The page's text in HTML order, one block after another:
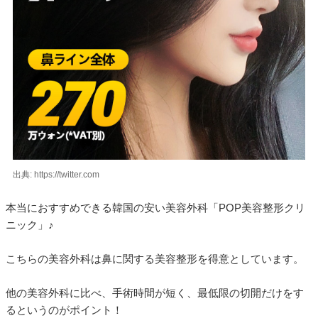
出典: https://twitter.com
本当におすすめできる韓国の安い美容外科「POP美容整形クリ
ニック」♪
こちらの美容外科は鼻に関する美容整形を得意としています。
他の美容外科に比べ、手術時間が短く、最低限の切開だけをす
るというのがポイント！